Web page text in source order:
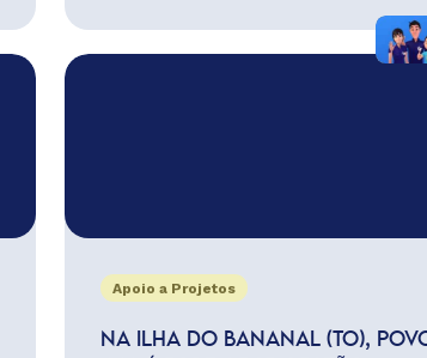
Apoio a Projetos
NA ILHA DO BANANAL (TO),